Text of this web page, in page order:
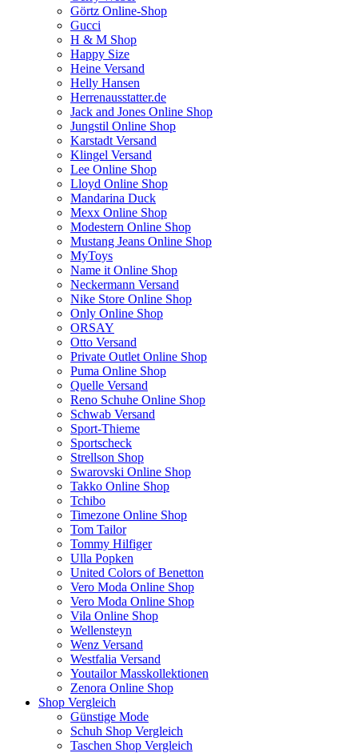
Görtz Online-Shop
Gucci
H & M Shop
Happy Size
Heine Versand
Helly Hansen
Herrenausstatter.de
Jack and Jones Online Shop
Jungstil Online Shop
Karstadt Versand
Klingel Versand
Lee Online Shop
Lloyd Online Shop
Mandarina Duck
Mexx Online Shop
Modestern Online Shop
Mustang Jeans Online Shop
MyToys
Name it Online Shop
Neckermann Versand
Nike Store Online Shop
Only Online Shop
ORSAY
Otto Versand
Private Outlet Online Shop
Puma Online Shop
Quelle Versand
Reno Schuhe Online Shop
Schwab Versand
Sport-Thieme
Sportscheck
Strellson Shop
Swarovski Online Shop
Takko Online Shop
Tchibo
Timezone Online Shop
Tom Tailor
Tommy Hilfiger
Ulla Popken
United Colors of Benetton
Vero Moda Online Shop
Vero Moda Online Shop
Vila Online Shop
Wellensteyn
Wenz Versand
Westfalia Versand
Youtailor Masskollektionen
Zenora Online Shop
Shop Vergleich
Günstige Mode
Schuh Shop Vergleich
Taschen Shop Vergleich